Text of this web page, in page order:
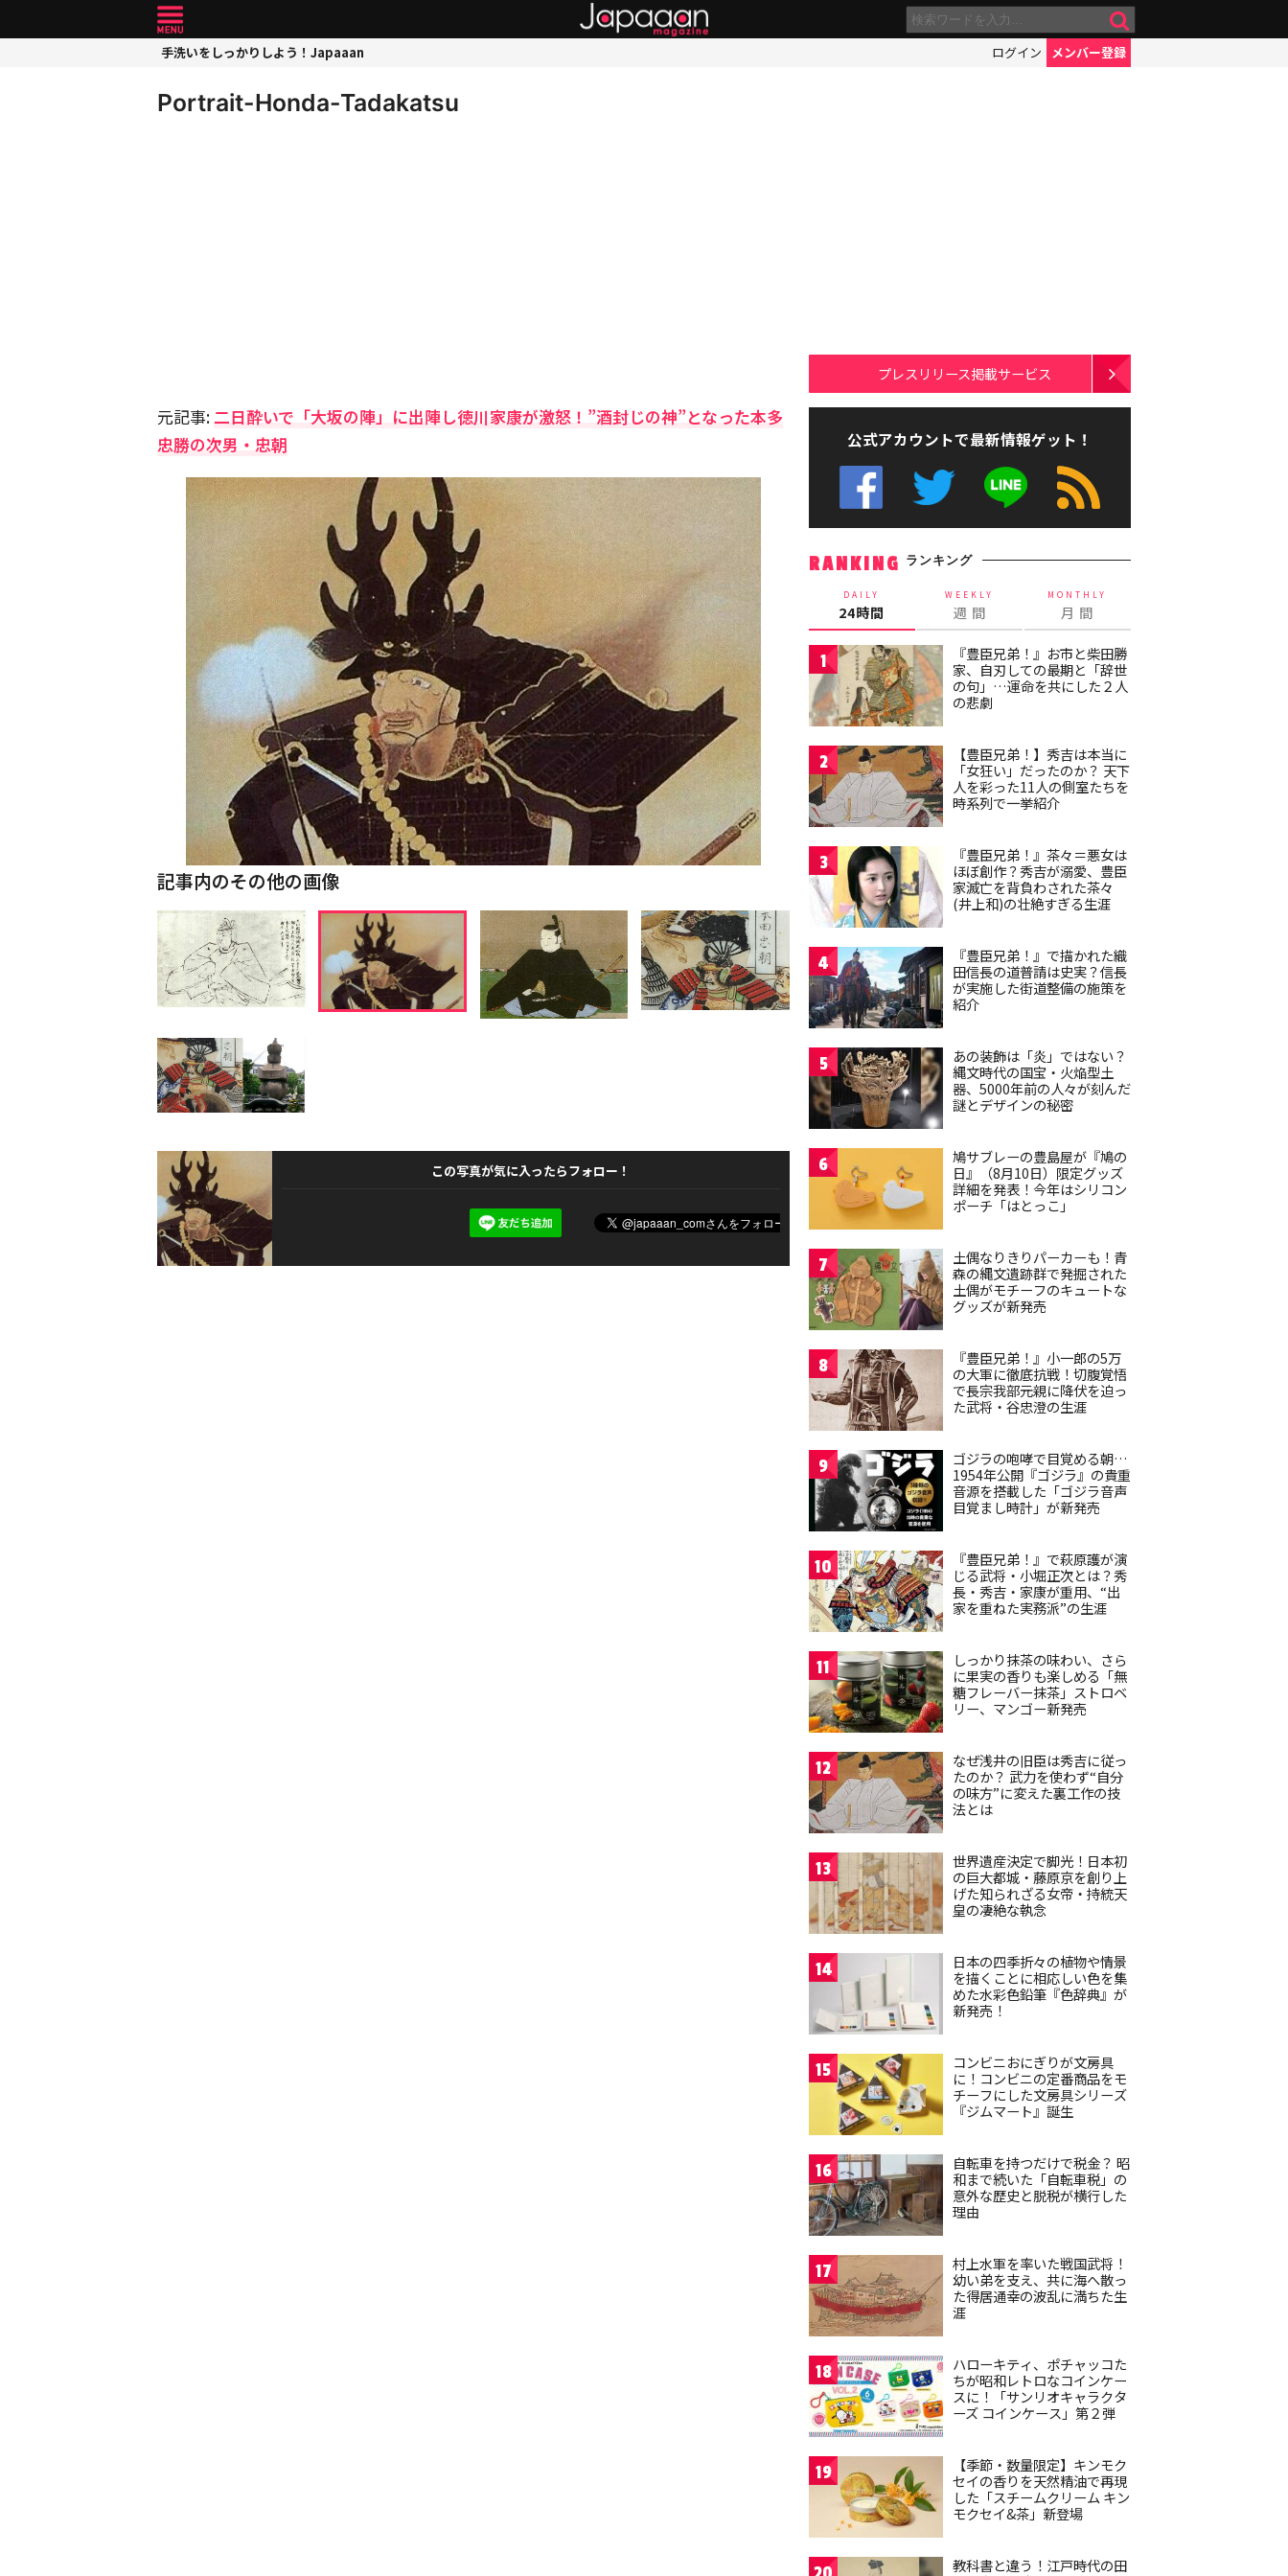
手洗いをしっかりしよう！Japaaan ログイン メンバー登録
Portrait-Honda-Tadakatsu
元記事:二日酔いで「大坂の陣」に出陣し徳川家康が激怒！”酒封じの神”となった本多
忠勝の次男・忠朝
記事内のその他の画像
この写真が気に入ったらフォロー！
プレスリリース掲載サービス
公式アカウントで最新情報ゲット！
RANKING ランキング
DAILY
24時間
WEEKLY
週 間
MONTHLY
月 間
1
『豊臣兄弟！』お市と柴田勝
家、自刃しての最期と「辞世
の句」…運命を共にした２人
の悲劇
2
【豊臣兄弟！】秀吉は本当に
「女狂い」だったのか？ 天下
人を彩った11人の側室たちを
時系列で一挙紹介
3
『豊臣兄弟！』茶々＝悪女は
ほぼ創作？秀吉が溺愛、豊臣
家滅亡を背負わされた茶々
(井上和)の壮絶すぎる生涯
4
『豊臣兄弟！』で描かれた織
田信長の道普請は史実？信長
が実施した街道整備の施策を
紹介
5
あの装飾は「炎」ではない？
縄文時代の国宝・火焔型土
器、5000年前の人々が刻んだ
謎とデザインの秘密
6
鳩サブレーの豊島屋が『鳩の
日』（8月10日）限定グッズ
詳細を発表！今年はシリコン
ポーチ「はとっこ」
7
土偶なりきりパーカーも！青
森の縄文遺跡群で発掘された
土偶がモチーフのキュートな
グッズが新発売
8
『豊臣兄弟！』小一郎の5万
の大軍に徹底抗戦！切腹覚悟
で長宗我部元親に降伏を迫っ
た武将・谷忠澄の生涯
9
ゴジラの咆哮で目覚める朝…
1954年公開『ゴジラ』の貴重
音源を搭載した「ゴジラ音声
目覚まし時計」が新発売
10
『豊臣兄弟！』で萩原護が演
じる武将・小堀正次とは？秀
長・秀吉・家康が重用、“出
家を重ねた実務派”の生涯
11
しっかり抹茶の味わい、さら
に果実の香りも楽しめる「無
糖フレーバー抹茶」ストロベ
リー、マンゴー新発売
12
なぜ浅井の旧臣は秀吉に従っ
たのか？ 武力を使わず“自分
の味方”に変えた裏工作の技
法とは
13
世界遺産決定で脚光！日本初
の巨大都城・藤原京を創り上
げた知られざる女帝・持統天
皇の凄絶な執念
14
日本の四季折々の植物や情景
を描くことに相応しい色を集
めた水彩色鉛筆『色辞典』が
新発売！
15
コンビニおにぎりが文房具
に！コンビニの定番商品をモ
チーフにした文房具シリーズ
『ジムマート』誕生
16
自転車を持つだけで税金？ 昭
和まで続いた「自転車税」の
意外な歴史と脱税が横行した
理由
17
村上水軍を率いた戦国武将！
幼い弟を支え、共に海へ散っ
た得居通幸の波乱に満ちた生
涯
18
ハローキティ、ポチャッコた
ちが昭和レトロなコインケー
スに！「サンリオキャラクタ
ーズ コインケース」第２弾
19
【季節・数量限定】キンモク
セイの香りを天然精油で再現
した「スチームクリーム キン
モクセイ&茶」新登場
教科書と違う！江戸時代の田